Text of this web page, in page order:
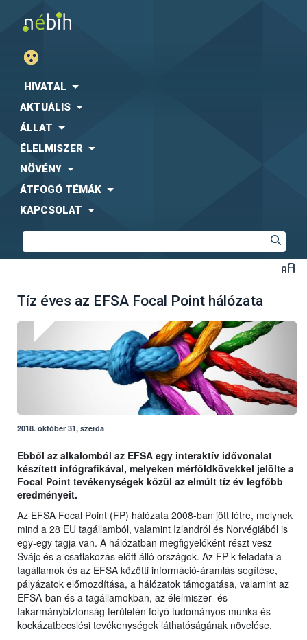
HIVATAL
AKTUÁLIS
ÁLLAT
ÉLELMISZER
NÖVÉNY
ÁTFOGÓ TÉMÁK
KAPCSOLAT
Tíz éves az EFSA Focal Point hálózata
2018. október 31, szerda
Ebből az alkalomból az EFSA egy interaktív idővonalat
készített infógrafikával, melyeken mérföldkövekkel jelölte a
Focal Point tevékenységek közül az elmúlt tíz év legfőbb
eredményeit.
Az EFSA Focal Point (FP) hálózata 2008-ban jött létre, melynek
mind a 28 EU tagállamból, valamint Izlandról és Norvégiából is
egy-egy tagja van. A hálózatban megfigyelőként részt vesz
Svájc és a csatlakozás előtt álló országok. Az FP-k feladata a
tagállamok és az EFSA közötti információ-áramlás segítése,
pályázatok előmozdítása, a hálózatok támogatása, valamint az
EFSA-ban és a tagállamokban, az élelmiszer- és
takarmánybiztonság területén folyó tudományos munka és
kockázatbecslési tevékenységek láthatóságának növelése.